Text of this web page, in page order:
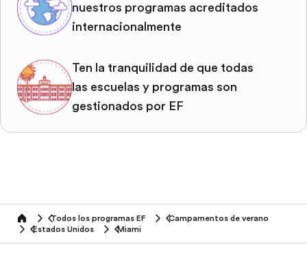
nuestros programas acreditados
internacionalmente
Ten la tranquilidad de que todas
las escuelas y programas son
gestionados por EF
home Todos los programas EF
Campamentos de verano
Estados Unidos
Miami